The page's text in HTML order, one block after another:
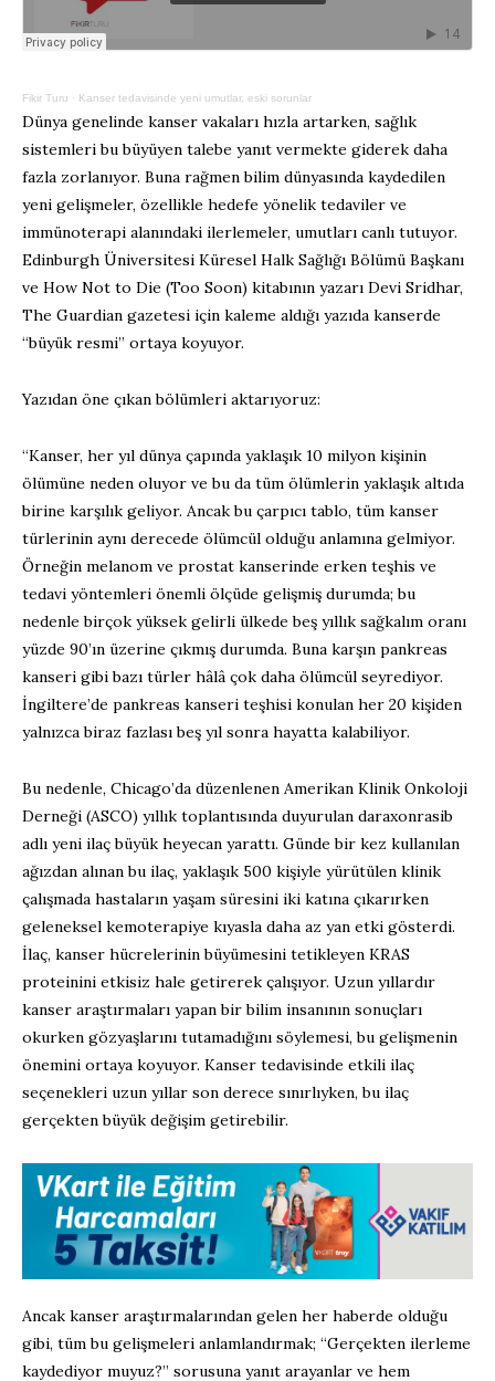
Fikir Turu · Kanser tedavisinde yeni umutlar, eski sorunlar
Dünya genelinde kanser vakaları hızla artarken, sağlık
sistemleri bu büyüyen talebe yanıt vermekte giderek daha
fazla zorlanıyor. Buna rağmen bilim dünyasında kaydedilen
yeni gelişmeler, özellikle hedefe yönelik tedaviler ve
immünoterapi alanındaki ilerlemeler, umutları canlı tutuyor.
Edinburgh Üniversitesi Küresel Halk Sağlığı Bölümü Başkanı
ve How Not to Die (Too Soon) kitabının yazarı Devi Sridhar,
The Guardian gazetesi için kaleme aldığı yazıda kanserde
“büyük resmi” ortaya koyuyor.
Yazıdan öne çıkan bölümleri aktarıyoruz:
“Kanser, her yıl dünya çapında yaklaşık 10 milyon kişinin
ölümüne neden oluyor ve bu da tüm ölümlerin yaklaşık altıda
birine karşılık geliyor. Ancak bu çarpıcı tablo, tüm kanser
türlerinin aynı derecede ölümcül olduğu anlamına gelmiyor.
Örneğin melanom ve prostat kanserinde erken teşhis ve
tedavi yöntemleri önemli ölçüde gelişmiş durumda; bu
nedenle birçok yüksek gelirli ülkede beş yıllık sağkalım oranı
yüzde 90’ın üzerine çıkmış durumda. Buna karşın pankreas
kanseri gibi bazı türler hâlâ çok daha ölümcül seyrediyor.
İngiltere’de pankreas kanseri teşhisi konulan her 20 kişiden
yalnızca biraz fazlası beş yıl sonra hayatta kalabiliyor.
Bu nedenle, Chicago’da düzenlenen Amerikan Klinik Onkoloji
Derneği (ASCO) yıllık toplantısında duyurulan daraxonrasib
adlı yeni ilaç büyük heyecan yarattı. Günde bir kez kullanılan
ağızdan alınan bu ilaç, yaklaşık 500 kişiyle yürütülen klinik
çalışmada hastaların yaşam süresini iki katına çıkarırken
geleneksel kemoterapiye kıyasla daha az yan etki gösterdi.
İlaç, kanser hücrelerinin büyümesini tetikleyen KRAS
proteinini etkisiz hale getirerek çalışıyor. Uzun yıllardır
kanser araştırmaları yapan bir bilim insanının sonuçları
okurken gözyaşlarını tutamadığını söylemesi, bu gelişmenin
önemini ortaya koyuyor. Kanser tedavisinde etkili ilaç
seçenekleri uzun yıllar son derece sınırlıyken, bu ilaç
gerçekten büyük değişim getirebilir.
Ancak kanser araştırmalarından gelen her haberde olduğu
gibi, tüm bu gelişmeleri anlamlandırmak; “Gerçekten ilerleme
kaydediyor muyuz?” sorusuna yanıt arayanlar ve hem